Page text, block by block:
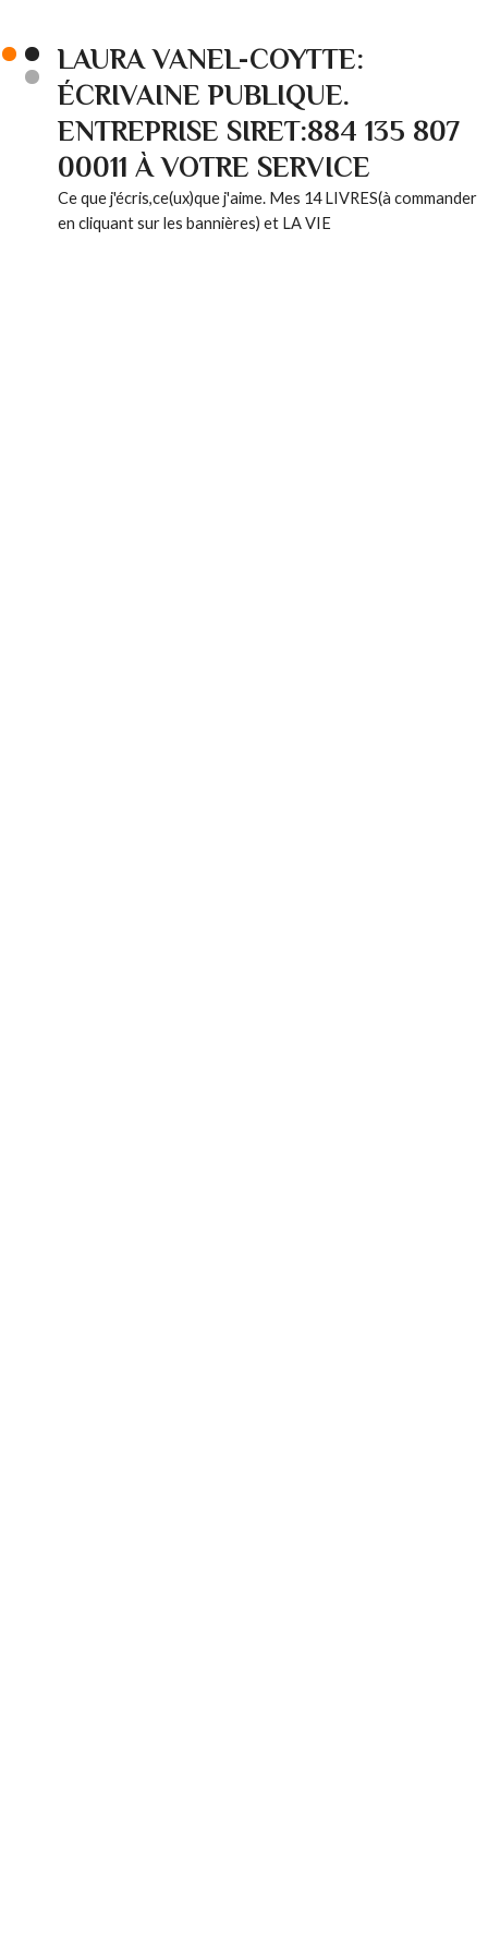
LAURA VANEL-COYTTE:
ÉCRIVAINE PUBLIQUE.
ENTREPRISE SIRET:884 135 807
00011 À VOTRE SERVICE
Ce que j'écris,ce(ux)que j'aime. Mes 14 LIVRES(à commander
en cliquant sur les bannières) et LA VIE